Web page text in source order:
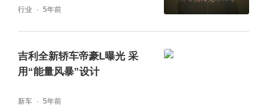
行业 5年前
吉利全新轿车帝豪L曝光 采
用“能量风暴”设计
新车 5年前